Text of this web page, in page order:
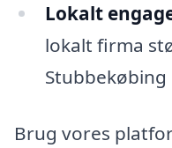
Lokalt
lokalt firma
Brug vores